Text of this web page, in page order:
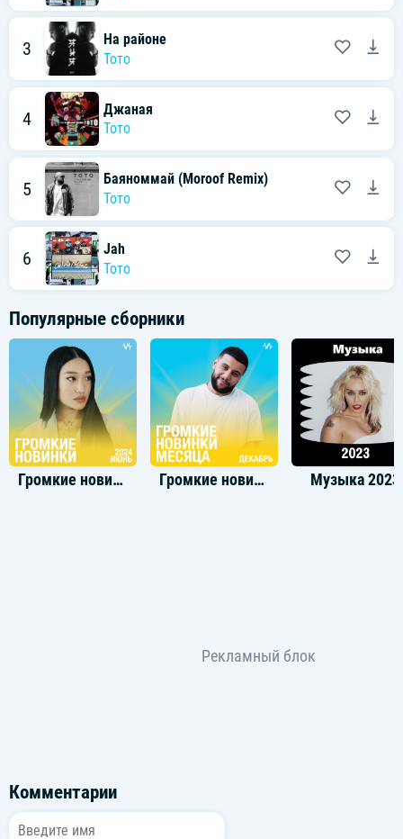
3
На районе
Тото
4
Джаная
Тото
5
Баяноммай (Moroof Remix)
Тото
6
Jah
Тото
Популярные сборники
Громкие новинки: Июнь 2024 Громкие новинки: Декабрь 2022 Музыка 2023
Комментарии